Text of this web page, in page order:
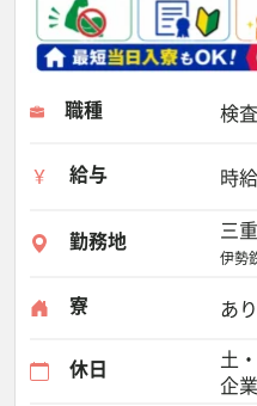
職種 検査
給与 時
勤務地 三
伊勢
寮 あり
休日
土
企